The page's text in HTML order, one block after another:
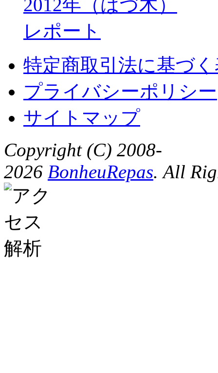
特定商取引法に基づ
プライバシーポリシー
サイトマップ
Copyright (C) 2008-
2026 BonheuRepas. All